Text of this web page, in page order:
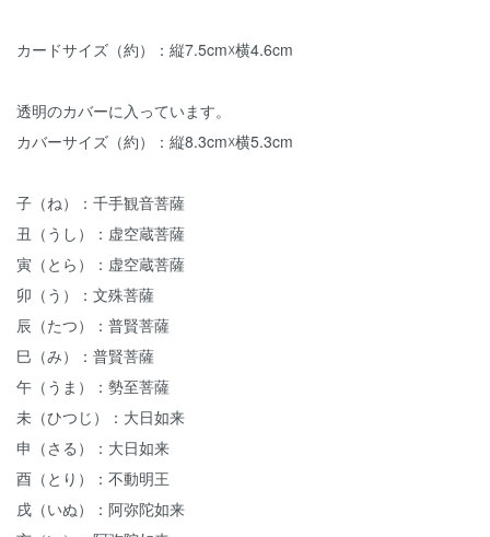
カードサイズ（約）：縦7.5cm☓横4.6cm
透明のカバーに入っています。
カバーサイズ（約）：縦8.3cm☓横5.3cm
子（ね）：千手観音菩薩
丑（うし）：虚空蔵菩薩
寅（とら）：虚空蔵菩薩
卯（う）：文殊菩薩
辰（たつ）：普賢菩薩
巳（み）：普賢菩薩
午（うま）：勢至菩薩
未（ひつじ）：大日如来
申（さる）：大日如来
酉（とり）：不動明王
戌（いぬ）：阿弥陀如来